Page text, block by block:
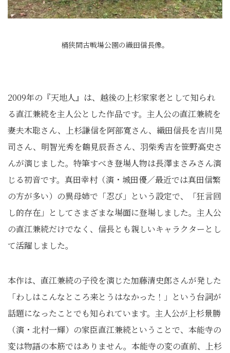
桶狭間古戦場公園の織田信長像。
2009年の『天地人』は、越後の上杉家家老として知られ
る直江兼続を主人公とした作品です。主人公の直江兼続を
妻夫木聡さん、上杉謙信を阿部寛さん、織田信長を吉川晃
司さん、明智光秀を鶴見辰吾さん、羽柴秀吉を笹野高史さ
んが演じました。特筆すべき登場人物は長澤まさみさん演
じる初音です。真田幸村（演・城田優／最近では真田信繁
の方が多い）の異母姉で「忍び」という設定で、「狂言回
し的存在」としてさまざまな場面に登場しました。主人公
の直江兼続だけでなく、信長とも親しいキャラクターとし
て活躍しました。
本作は、直江兼続の子役を演じた加藤清史郎さんが発した
「わしはこんなところ来とうはなかった！」という台詞が
話題になったことでも知られています。主人公が上杉景勝
（演・北村一輝）の家臣直江兼続ということで、本能寺の
変は物語の本筋ではありません。本能寺の変の直前、上杉